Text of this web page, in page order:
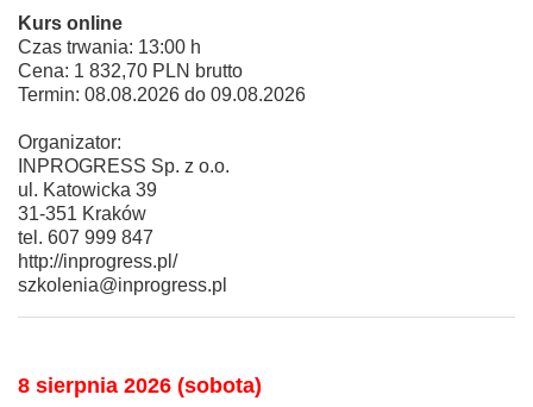
Kurs online
Czas trwania: 13:00 h
Cena: 1 832,70 PLN brutto
Termin: 08.08.2026 do 09.08.2026
Organizator:
INPROGRESS Sp. z o.o.
ul. Katowicka 39
31-351 Kraków
tel. 607 999 847
http://inprogress.pl/
szkolenia@inprogress.pl
8 sierpnia 2026 (sobota)